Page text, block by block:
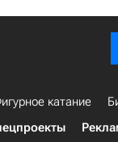
катание